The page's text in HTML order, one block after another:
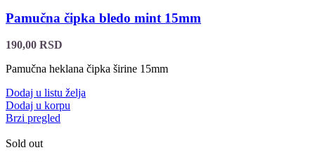
Pamučna čipka bledo mint 15mm
190,00 RSD
Pamučna heklana čipka širine 15mm
Dodaj u listu želja
Dodaj u korpu
Brzi pregled
Sold out